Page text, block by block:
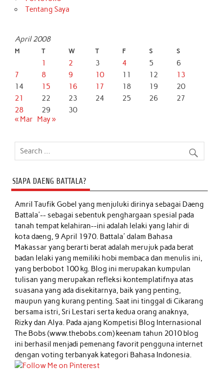
Tentang Saya
April 2008
M T W T F S S
1 2 3 4 5
6
7
8 9 10 11 12
13
14
15 16 17 18 19
20
21
22 23 24 25 26
27
28
29
30
« Mar May »
SIAPA DAENG BATTALA?
Amril Taufik Gobelyang menjuluki dirinya sebagai Daeng
Battala'-- sebagai sebentuk penghargaan spesial pada
tanah tempat kelahiran--ini adalah lelaki yang lahir di
kota daeng, 9 April 1970. Battala' dalam Bahasa
Makassar yang berarti berat adalah merujuk pada berat
badan lelaki yang memiliki hobi membaca dan menulis ini,
yang berbobot 100 kg. Blog ini merupakan kumpulan
tulisan yang merupakan refleksi kontemplatifnya atas
suasana yang ada disekitarnya, baik yang penting,
maupun yang kurang penting. Saat ini tinggal di Cikarang
bersama istri, Sri Lestari serta kedua orang anaknya,
Rizky dan Alya. Pada ajang Kompetisi Blog Internasional
The Bobs (www.thebobs.com) keenam tahun 2010 blog
ini berhasil menjadi pemenang favorit pengguna internet
dengan voting terbanyak kategori Bahasa Indonesia.